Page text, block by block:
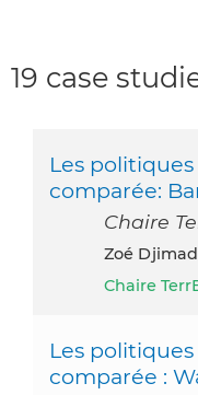
19 case
Les politiques
comparée:
Chaire
Zoé
Chaire
Les politiques
comparée :